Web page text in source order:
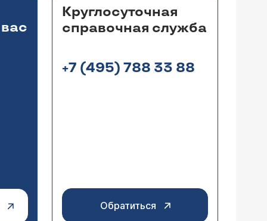
ли принимать пробиотик?
следует непременно.
Круглосуточная
справочная служба
+7 (495) 788 33 88
Обратиться